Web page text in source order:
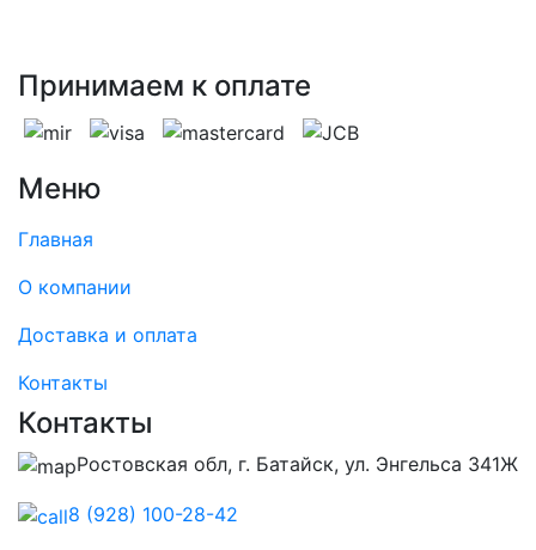
Принимаем к оплате
Меню
Главная
О компании
Доставка и оплата
Контакты
Контакты
Ростовская обл, г. Батайск, ул. Энгельса 341Ж
8 (928) 100-28-42